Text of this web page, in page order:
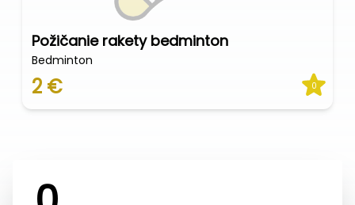
Požičanie rakety bedminton
Bedminton
2 € 0